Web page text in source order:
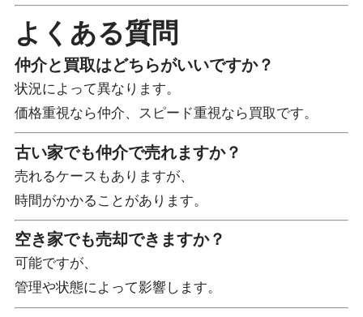
よくある質問
仲介と買取はどちらがいいですか？
状況によって異なります。
価格重視なら仲介、スピード重視なら買取です。
古い家でも仲介で売れますか？
売れるケースもありますが、
時間がかかることがあります。
空き家でも売却できますか？
可能ですが、
管理や状態によって影響します。